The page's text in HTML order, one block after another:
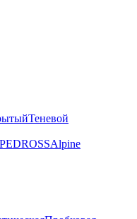
Теневой
PEDROSSAlpine